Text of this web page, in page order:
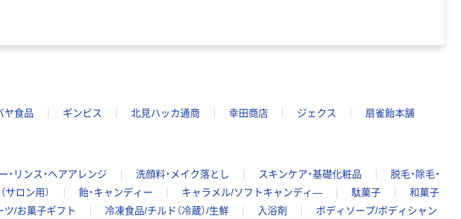
ヤ食品 ギンビス 北見ハッカ通商 幸田商店 ジェクス 扇雀飴本舗
・リンス・ヘアアレンジ 洗顔料・メイク落とし スキンケア・基礎化粧品
脱毛・除毛・
サロン用） 飴・キャンディー キャラメル/ソフトキャンディ― 駄菓子
和菓子
ツ/お菓子ギフト 冷凍食品/チルド（冷蔵）/生鮮 入浴剤
ボディソープ/ボディシャン
アスクル 検査用
ペーパータオル
ル 大王製紙共同
企画 オリジナル
￥149~ （税込）